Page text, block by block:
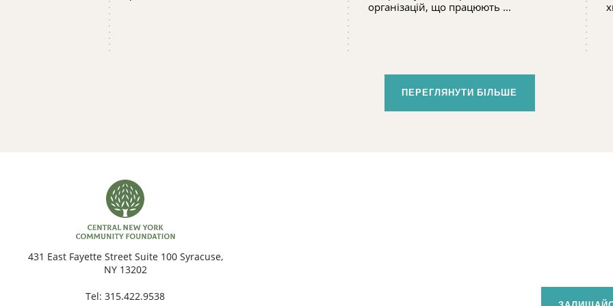
організацій, що працюють ...
ПЕРЕГЛЯНУТИ БІЛЬШЕ
431 East Fayette Street Suite 100 Syracuse,
NY 13202
Tel: 315.422.9538